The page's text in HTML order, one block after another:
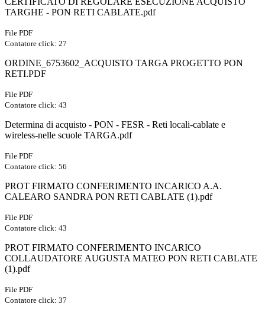
TARGHE - PON RETI CABLATE.pdf
File PDF
Contatore click: 27
ORDINE_6753602_ACQUISTO TARGA PROGETTO PON
RETI.PDF
File PDF
Contatore click: 43
Determina di acquisto - PON - FESR - Reti locali-cablate e
wireless-nelle scuole TARGA.pdf
File PDF
Contatore click: 56
PROT FIRMATO CONFERIMENTO INCARICO A.A.
CALEARO SANDRA PON RETI CABLATE (1).pdf
File PDF
Contatore click: 43
PROT FIRMATO CONFERIMENTO INCARICO
COLLAUDATORE AUGUSTA MATEO PON RETI CABLATE
(1).pdf
File PDF
Contatore click: 37